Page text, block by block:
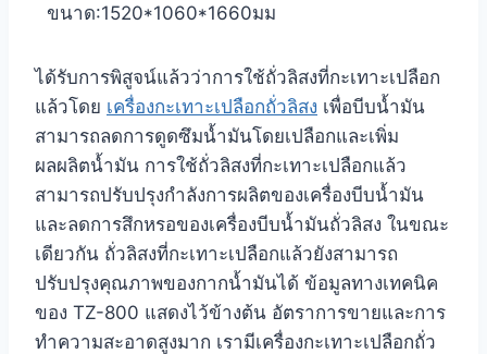
ขนาด:1520*1060*1660มม
ได้รับการพิสูจน์แล้วว่าการใช้ถั่วลิสงที่กะเทาะเปลือก
แล้วโดย เครื่องกะเทาะเปลือกถั่วลิสง เพื่อบีบน้ำมัน
สามารถลดการดูดซึมน้ำมันโดยเปลือกและเพิ่ม
ผลผลิตน้ำมัน การใช้ถั่วลิสงที่กะเทาะเปลือกแล้ว
สามารถปรับปรุงกำลังการผลิตของเครื่องบีบน้ำมัน
และลดการสึกหรอของเครื่องบีบน้ำมันถั่วลิสง ในขณะ
เดียวกัน ถั่วลิสงที่กะเทาะเปลือกแล้วยังสามารถ
ปรับปรุงคุณภาพของกากน้ำมันได้ ข้อมูลทางเทคนิค
ของ TZ-800 แสดงไว้ข้างต้น อัตราการขายและการ
ทำความสะอาดสูงมาก เรามีเครื่องกะเทาะเปลือกถั่ว